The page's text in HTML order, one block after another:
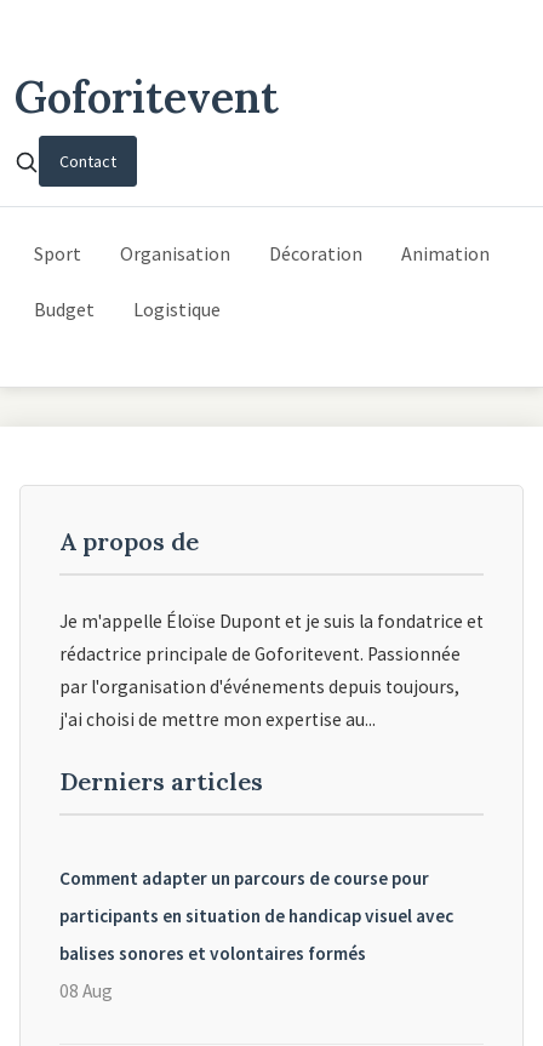
Goforitevent
Contact
Sport Organisation Décoration Animation
Budget Logistique
A propos de
Je m'appelle Éloïse Dupont et je suis la fondatrice et
rédactrice principale de Goforitevent. Passionnée
par l'organisation d'événements depuis toujours,
j'ai choisi de mettre mon expertise au...
Derniers articles
Comment adapter un parcours de course pour
participants en situation de handicap visuel avec
balises sonores et volontaires formés
08 Aug